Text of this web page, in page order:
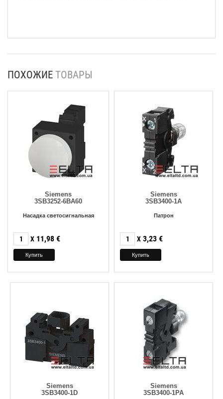
ПОХОЖИЕ ТОВАРЫ
Siemens
3SB3252-6BA60
Насадка светосигнальная
X 11,98 €
Siemens
3SB3400-1A
Патрон
X 3,23 €
Siemens
3SB3400-1D
Siemens
3SB3400-1PA